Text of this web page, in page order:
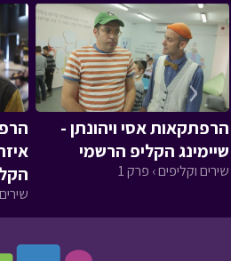
הרפתקאות אסי ויהונתן -
שיימינג הקליפ הרשמי
שירים וקליפים › פרק 1
‹